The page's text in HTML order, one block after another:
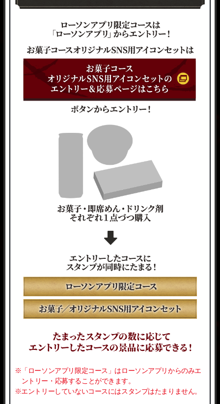
※「ローソンアプリ限定コース」はローソンアプリからのみエ
ントリー・応募することができます。
※エントリーしていないコースにはスタンプはたまりません。